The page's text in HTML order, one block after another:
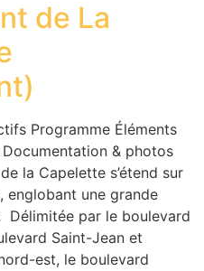
de La
Programme Éléments
& photos
la Capelette s’étend sur
englobant une grande
par le boulevard
Saint-Jean et
est, le boulevard